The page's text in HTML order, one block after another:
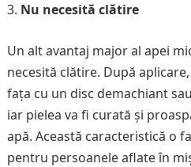
Nu necesită clătire
Un alt avantaj major al apei
necesită clătire. După
fața cu un disc demachiant
iar pielea va fi curată și
apă. Această caracteristică o
pentru persoanele aflate în